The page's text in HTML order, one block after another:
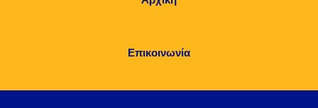
Επικοινωνία